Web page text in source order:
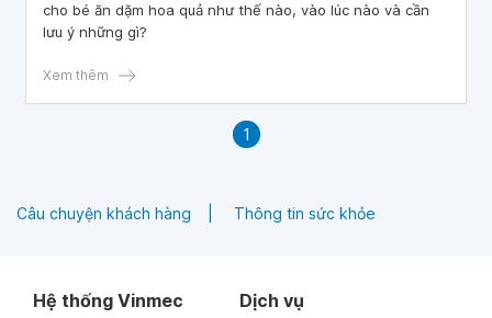
cho bé ăn dặm hoa quả như thế nào, vào lúc nào và cần
lưu ý những gì?
Xem thêm
1
Câu chuyện khách hàng Thông tin sức khỏe
Hệ thống Vinmec Dịch vụ